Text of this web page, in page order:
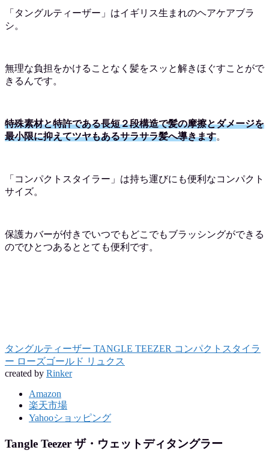
「タングルティーザー」はイギリス生まれのヘアケアブラ
シ。
無理な負担をかけることなく髪をスッと解きほぐすことがで
きるんです。
特殊素材と特許である長短２段構造で髪の摩擦とダメージを
最小限に抑えてツヤもあるサラサラ髪へ導きます。
「コンパクトスタイラー」は持ち運びにも便利なコンパクト
サイズ。
保護カバーが付きでいつでもどこでもブラッシングができる
のでひとつあるととても便利です。
タングルティーザー TANGLE TEEZER コンパクトスタイラ
ー ローズゴールド リュクス
created by Rinker
Amazon
楽天市場
Yahooショッピング
Tangle Teezer ザ・ウェットディタングラー